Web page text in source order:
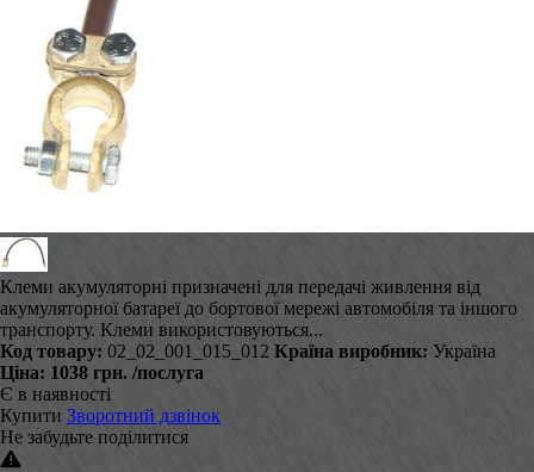
Клеми акумуляторні призначені для передачі живлення від
акумуляторної батареї до бортової мережі автомобіля та іншого
транспорту. Клеми використовуються...
Код товару: 02_02_001_015_012 Країна виробник: Україна
Ціна: 1038 грн. /послуга
Є в наявності
Купити Зворотний дзвінок
Не забудьте поділитися